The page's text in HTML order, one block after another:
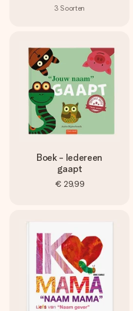
3 Soorten
Boek - Iedereen
gaapt
€ 29,99